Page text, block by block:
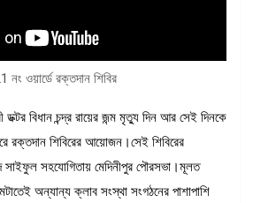
নং ওয়ার্ডে রক্তদান শিবির
বিধান চন্দ্র রায়ের জন্ম মৃত্যু দিন আর সেই দিনকে
রক্তদান শিবিরের আয়োজন।সেই শিবিরের
সাইফুল সহযোগিতায় মেদিনীপুর পৌরসভা।মূলত
অন্যান্য ক্লাব সংস্থা সংগঠনের পাশাপাশি